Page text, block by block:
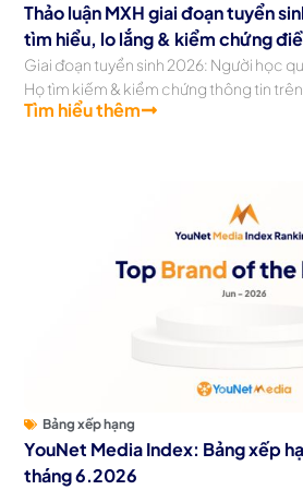
Thảo luận MXH giai đoạn tuyển
tìm hiểu, lo lắng & kiểm chứng
Giai đoạn tuyển sinh 2026: Người học
Họ tìm kiếm & kiểm chứng thông tin
Tìm hiểu thêm
Bảng xếp hạng
YouNet Media Index: Bảng xếp
tháng 6.2026